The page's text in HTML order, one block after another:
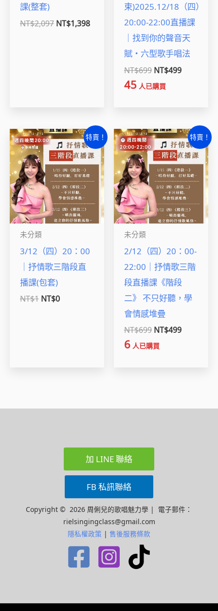
課(整套)
NT$2,097 NT$1,398
束)2025.12/18（四）
20:00-22:00直播課
｜找到你的聲音天
賦・六型歌手唱法
NT$699 NT$499
45 人已購買
特賣！
未分類
3/12（四）20：00
｜抒情歌三階段直
播課(包套)
NT$1
原
始
價
格：
NT$1。
NT$0
目
前
價
格：
NT$0。
特賣！
未分類
2/12（四）20：00-
22:00｜抒情歌三階
段直播課《階段
二》 不只好聽，學
會情感堆疊
NT$699
原
始
價
格：
NT$699。
NT$499
目
前
價
格：
NT$499。
6 人已購買
加 LINE 聯絡
FB 私訊聯絡
Copyright © 2026 周俐兒的歌唱魅力學 | 電子郵件：
rielsingingclass@gmail.com
隱私權政策 | 售後服務條款